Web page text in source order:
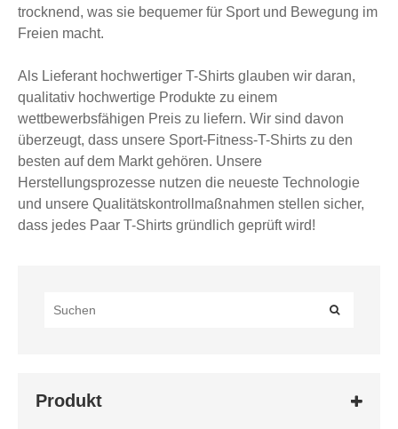
trocknend, was sie bequemer für Sport und Bewegung im
Freien macht.
Als Lieferant hochwertiger T-Shirts glauben wir daran,
qualitativ hochwertige Produkte zu einem
wettbewerbsfähigen Preis zu liefern. Wir sind davon
überzeugt, dass unsere Sport-Fitness-T-Shirts zu den
besten auf dem Markt gehören. Unsere
Herstellungsprozesse nutzen die neueste Technologie
und unsere Qualitätskontrollmaßnahmen stellen sicher,
dass jedes Paar T-Shirts gründlich geprüft wird!
Produkt